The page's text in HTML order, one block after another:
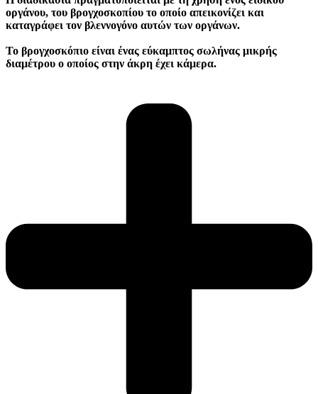
οργάνου, του βρογχοσκοπίου το οποίο απεικονίζει και
καταγράφει τον βλεννογόνο αυτών των οργάνων.
Το βρογχοσκόπιο είναι ένας εύκαμπτος σωλήνας μικρής
διαμέτρου ο οποίος στην άκρη έχει κάμερα.